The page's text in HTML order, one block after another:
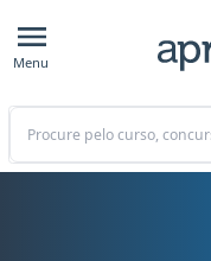
Menu
Buscar